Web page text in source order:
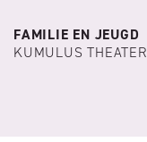
FAMILIE EN JEUGD
KUMULUS THEATER